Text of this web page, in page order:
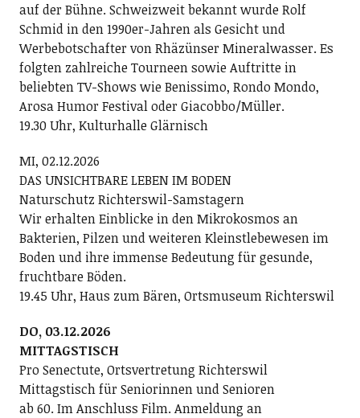
auf der Bühne. Schweizweit bekannt wurde Rolf
Schmid in den 1990er-Jahren als Gesicht und
Werbebotschafter von Rhäzünser Mineralwasser. Es
folgten zahlreiche Tourneen sowie Auftritte in
beliebten TV-Shows wie Benissimo, Rondo Mondo,
Arosa Humor Festival oder Giacobbo/Müller.
19.30 Uhr, Kulturhalle Glärnisch
MI, 02.12.2026
DAS UNSICHTBARE LEBEN IM BODEN
Naturschutz Richterswil-Samstagern
Wir erhalten Einblicke in den Mikrokosmos an
Bakterien, Pilzen und weiteren Kleinstlebewesen im
Boden und ihre immense Bedeutung für gesunde,
fruchtbare Böden.
19.45 Uhr, Haus zum Bären, Ortsmuseum Richterswil
DO, 03.12.2026
MITTAGSTISCH
Pro Senectute, Ortsvertretung Richterswil
Mittagstisch für Seniorinnen und Senioren
ab 60. Im Anschluss Film. Anmeldung an